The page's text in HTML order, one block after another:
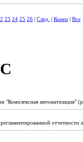
23 24 25 26 След. Конец Все
"Комплексная автоматизация"
отчетности